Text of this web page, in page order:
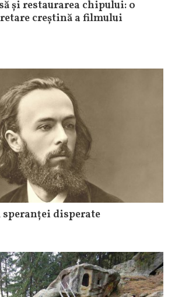
și restaurarea chipului: o
creștină a filmului
speranței disperate